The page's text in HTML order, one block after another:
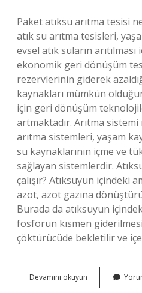
Paket atıksu arıtma tesisi
atık su arıtma tesisleri,
evsel atık suların
ekonomik geri dönüşüm
rezervlerinin giderek
kaynakları mümkün
için geri dönüşüm
artmaktadır. Arıtma sistemi
arıtma sistemleri, yaşam
su kaynaklarının içme ve
sağlayan sistemlerdir.
çalışır? Atıksuyun içindeki
azot, azot gazına
Burada da atıksuyun
fosforun kısmen
çöktürücüde bekletilir ve
Devamını okuyun
Sistemi